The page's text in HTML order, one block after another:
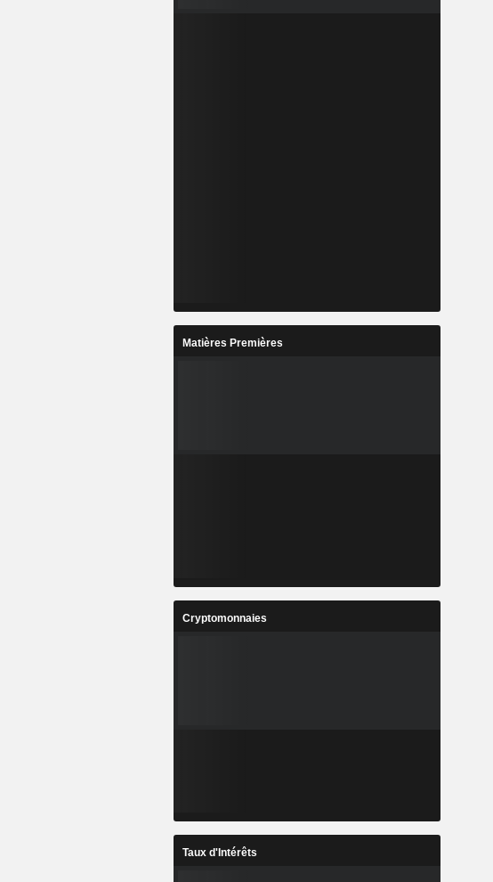
Matières Premières
Cryptomonnaies
Taux d'Intérêts